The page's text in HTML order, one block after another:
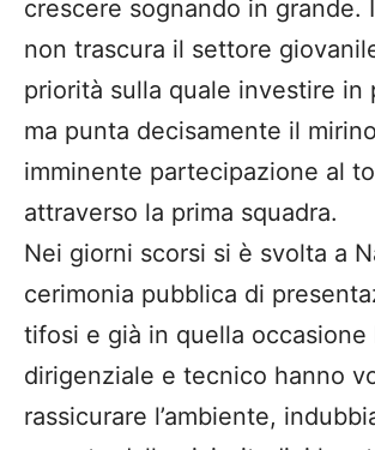
crescere sognando in grande.
non trascura il settore
priorità sulla quale investire in
ma punta decisamente il
imminente partecipazione al
attraverso la prima squadra.
Nei giorni scorsi si è svolta a
cerimonia pubblica di
tifosi e già in quella occasione
dirigenziale e tecnico hanno
rassicurare l’ambiente,